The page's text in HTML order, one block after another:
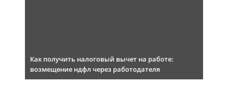
Как получить налоговый вычет на работе:
возмещение ндфл через работодателя